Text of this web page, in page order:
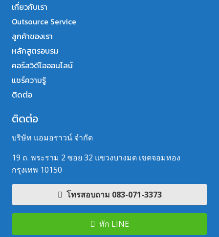
เกี่ยวกับเรา
Outsource Service
ลูกค้าของเรา
หลักสูตรอบรม
คอร์สวิดีโอออนไลน์
แชร์ความรู้
ติดต่อ
ติดต่อ
บริษัท แอมอราวน์ จำกัด
19 ถ. พระราม 2 ซอย 32 แขวงบางมด เขตจอมทอง
กรุงเทพ 10150
โทรสอบถาม 083-071-3373
ทัก LINE